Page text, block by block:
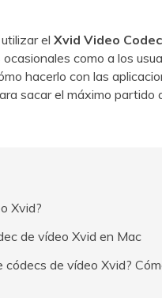
el Xvid Video
como a los
hacerlo con las
sacar el máximo partido
Xvid?
de vídeo Xvid en Mac
de vídeo Xvid?